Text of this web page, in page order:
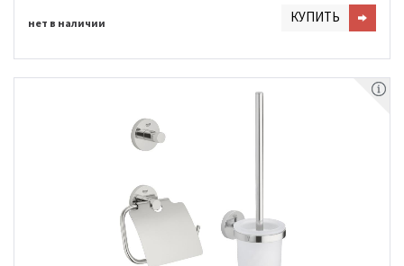
нет в наличии КУПИТЬ